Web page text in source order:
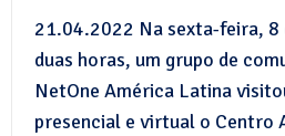
21.04.2022 Na sexta-feira, 8
duas horas, um grupo de
NetOne América Latina
presencial e virtual o Centro